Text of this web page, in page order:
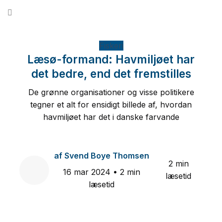
Fiskeri
Læsø-formand: Havmiljøet har
det bedre, end det fremstilles
De grønne organisationer og visse politikere
tegner et alt for ensidigt billede af, hvordan
havmiljøet har det i danske farvande
af Svend Boye Thomsen
16 mar 2024 • 2 min
læsetid
2 min
læsetid